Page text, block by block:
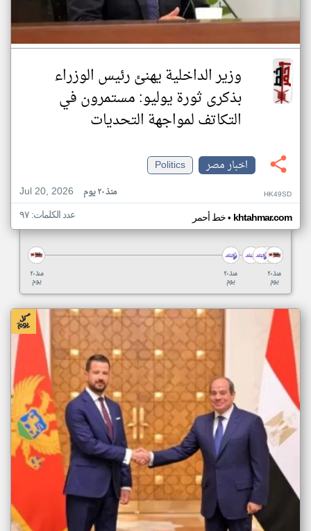
وزير الداخلية يهنئ رئيس الوزراء
بذكرى ثورة يوليو: مستمرون في
التكاتف لمواجهة التحديات
اخبار مصر
Politics
Jul 20, 2026
منذ ٢٠ يوم HK49SD
خط أحمر• khtahmar.com عدد الكلمات: ٩٧
منذ ٢٠
يوم
منذ ٢٠
يوم
منذ ٢٠
يوم